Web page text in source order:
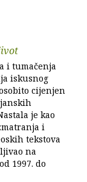
i tumačenja
iskusnog
cijenjen
je kao
i
tekstova
na
1997. do